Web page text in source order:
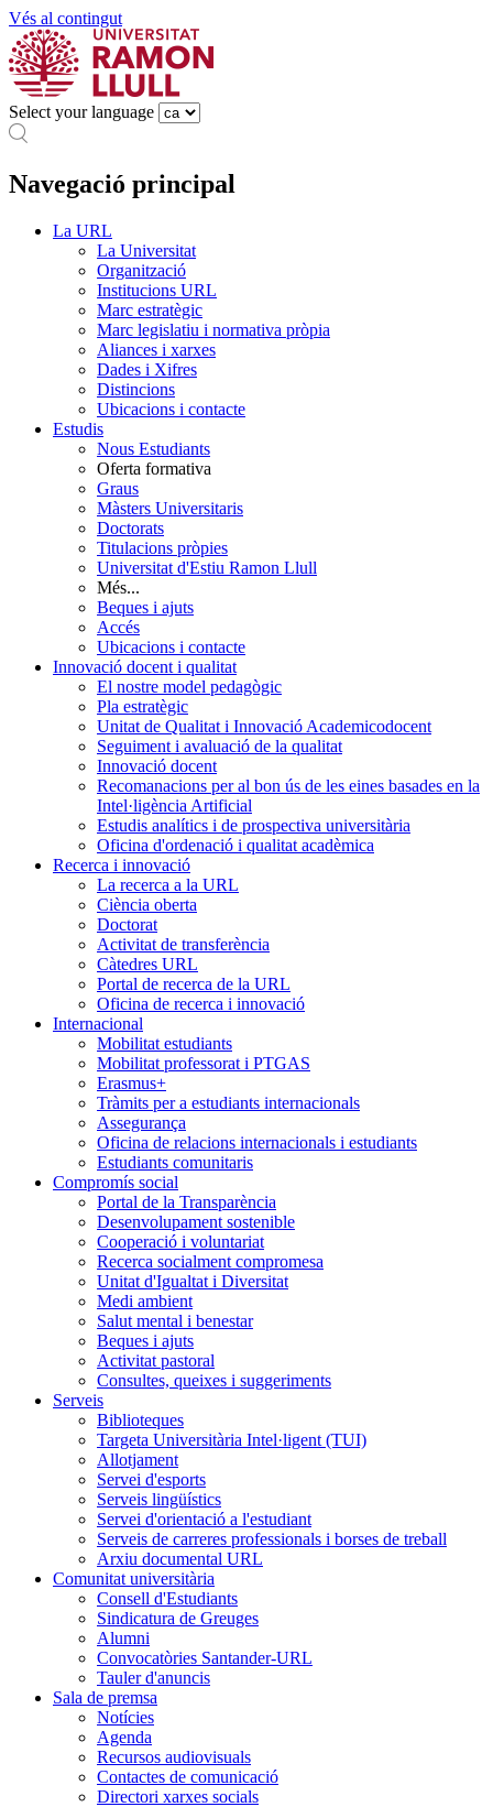
Vés al contingut
Select your language
Navegació principal
La URL
La Universitat
Organització
Institucions URL
Marc estratègic
Marc legislatiu i normativa pròpia
Aliances i xarxes
Dades i Xifres
Distincions
Ubicacions i contacte
Estudis
Nous Estudiants
Oferta formativa
Graus
Màsters Universitaris
Doctorats
Titulacions pròpies
Universitat d'Estiu Ramon Llull
Més...
Beques i ajuts
Accés
Ubicacions i contacte
Innovació docent i qualitat
El nostre model pedagògic
Pla estratègic
Unitat de Qualitat i Innovació Academicodocent
Seguiment i avaluació de la qualitat
Innovació docent
Recomanacions per al bon ús de les eines basades en la
Intel·ligència Artificial
Estudis analítics i de prospectiva universitària
Oficina d'ordenació i qualitat acadèmica
Recerca i innovació
La recerca a la URL
Ciència oberta
Doctorat
Activitat de transferència
Càtedres URL
Portal de recerca de la URL
Oficina de recerca i innovació
Internacional
Mobilitat estudiants
Mobilitat professorat i PTGAS
Erasmus+
Tràmits per a estudiants internacionals
Assegurança
Oficina de relacions internacionals i estudiants
Estudiants comunitaris
Compromís social
Portal de la Transparència
Desenvolupament sostenible
Cooperació i voluntariat
Recerca socialment compromesa
Unitat d'Igualtat i Diversitat
Medi ambient
Salut mental i benestar
Beques i ajuts
Activitat pastoral
Consultes, queixes i suggeriments
Serveis
Biblioteques
Targeta Universitària Intel·ligent (TUI)
Allotjament
Servei d'esports
Serveis lingüístics
Servei d'orientació a l'estudiant
Serveis de carreres professionals i borses de treball
Arxiu documental URL
Comunitat universitària
Consell d'Estudiants
Sindicatura de Greuges
Alumni
Convocatòries Santander-URL
Tauler d'anuncis
Sala de premsa
Notícies
Agenda
Recursos audiovisuals
Contactes de comunicació
Directori xarxes socials